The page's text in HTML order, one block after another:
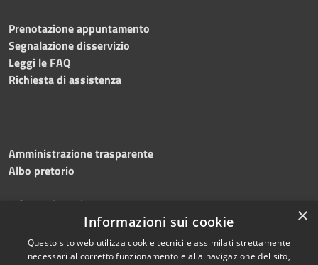
Prenotazione appuntamento
Segnalazione disservizio
Leggi le FAQ
Richiesta di assistenza
Amministrazione trasparente
Albo pretorio
Informativa privacy
Dichiarazione di accessibilità
×
Informazioni sui cookie
Questo sito web utilizza cookie tecnici e assimilati strettamente
necessari al corretto funzionamento e alla navigazione del sito,